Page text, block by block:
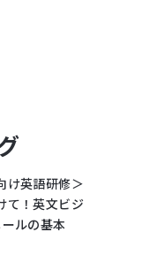
け英語研修＞
て！英文ビジ
ルの基本